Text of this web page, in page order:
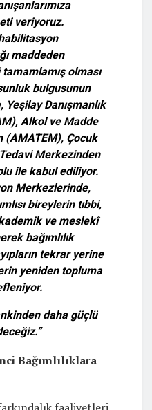
veriyoruz.
maddeden
olması
bulgusunun
Danışmanlık
Alkol ve Madde
(AMATEM), Çocuk
Merkezinden
ile kabul ediliyor.
Merkezlerinde,
bireylerin tıbbi,
ve meslekî
bağımlılık
tekrar yerine
yeniden topluma
daha güçlü
Bağımlılıklara